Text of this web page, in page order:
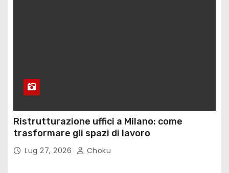
Ristrutturazione uffici a Milano: come
trasformare gli spazi di lavoro
Lug 27, 2026 Choku